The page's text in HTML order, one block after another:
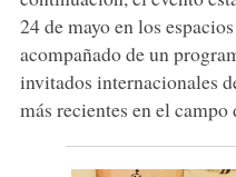
24 de mayo en los
acompañado de un
invitados internacionales
más recientes en el